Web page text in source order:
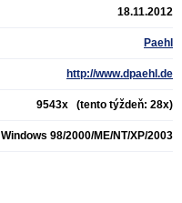
18.11.2012
Paehl
http://www.dpaehl.de
9543x (tento týždeň: 28x)
Windows 98/2000/ME/NT/XP/2003